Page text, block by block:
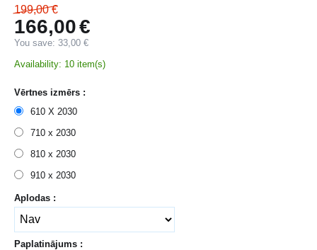
199,00 €
166,00€
You save:33,00 €
Availability: 10 item(s)
Vērtnes izmērs :
610 X 2030
710 x 2030
810 x 2030
910 x 2030
Aplodas :
Paplatinājums :